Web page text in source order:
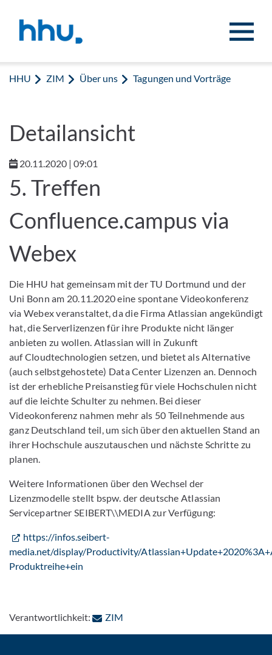
HHU ZIM Über uns Tagungen und Vorträge
Detailansicht
20.11.2020 | 09:01
5. Treffen
Confluence.campus via
Webex
Die HHU hat gemeinsam mit der TU Dortmund und der
Uni Bonn am 20.11.2020 eine spontane Videokonferenz
via Webex veranstaltet, da die Firma Atlassian angekündigt
hat, die Serverlizenzen für ihre Produkte nicht länger
anbieten zu wollen. Atlassian will in Zukunft
auf Cloudtechnologien setzen, und bietet als Alternative
(auch selbstgehostete) Data Center Lizenzen an. Dennoch
ist der erhebliche Preisanstieg für viele Hochschulen nicht
auf die leichte Schulter zu nehmen. Bei dieser
Videokonferenz nahmen mehr als 50 Teilnehmende aus
ganz Deutschland teil, um sich über den aktuellen Stand an
ihrer Hochschule auszutauschen und nächste Schritte zu
planen.
Weitere Informationen über den Wechsel der
Lizenzmodelle stellt bspw. der deutsche Atlassian
Servicepartner SEIBERT\\MEDIA zur Verfügung:
https://infos.seibert-
media.net/display/Productivity/
Produktreihe+ein
Verantwortlichkeit: ZIM